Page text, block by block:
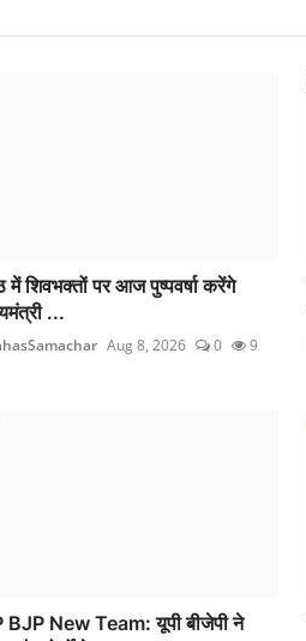
में शिवभक्तों पर आज पुष्पवर्षा करेंगे
...
Aug 8, 2026 0 9
BJP New Team: यूपी बीजेपी ने